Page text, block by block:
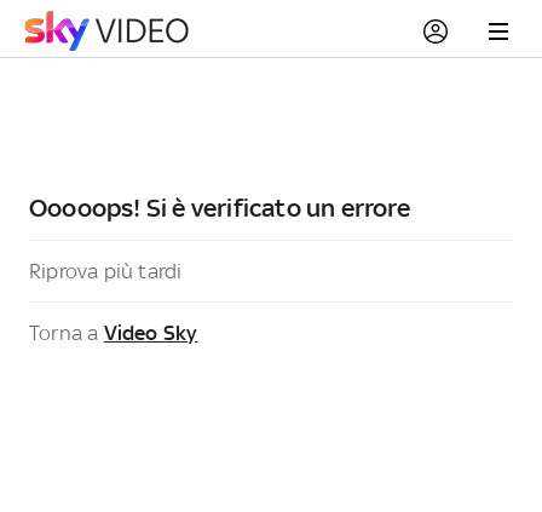
Ooooops! Si è verificato un errore
Riprova più tardi
Torna a Video Sky